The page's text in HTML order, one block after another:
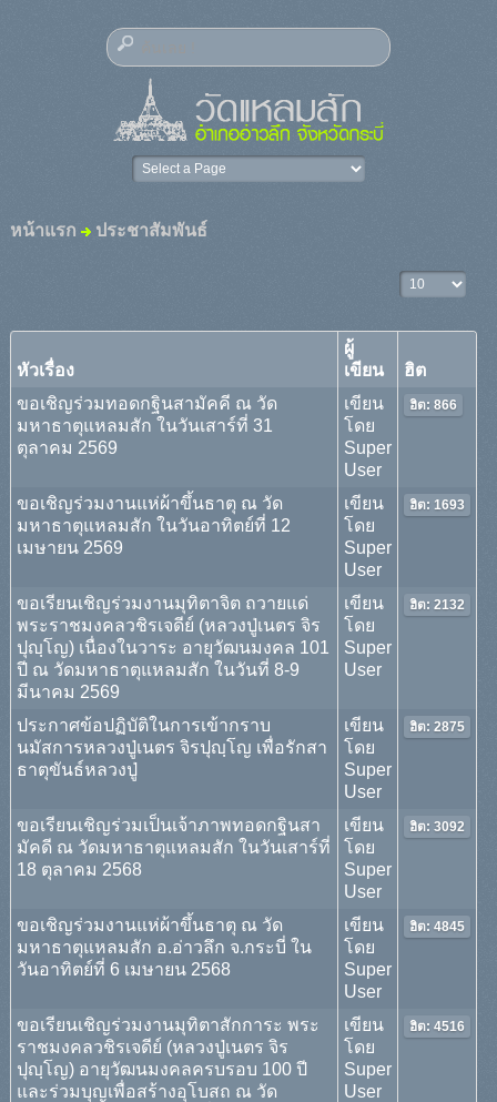
หน้าแรก ประชาสัมพันธ์
แสดง #
หัวเรื่อง
ผู้
เขียน
ฮิต
ขอเชิญร่วมทอดกฐินสามัคคี ณ วัด
มหาธาตุแหลมสัก ในวันเสาร์ที่ 31
ตุลาคม 2569
เขียน
โดย
Super
User
ฮิต: 866
ขอเชิญร่วมงานแห่ผ้าขึ้นธาตุ ณ วัด
มหาธาตุแหลมสัก ในวันอาทิตย์ที่ 12
เมษายน 2569
เขียน
โดย
Super
User
ฮิต: 1693
ขอเรียนเชิญร่วมงานมุทิตาจิต ถวายแด่
พระราชมงคลวชิรเจดีย์ (หลวงปู่เนตร จิร
ปุญฺโญ) เนื่องในวาระ อายุวัฒนมงคล 101
ปี ณ วัดมหาธาตุแหลมสัก ในวันที่ 8-9
มีนาคม 2569
เขียน
โดย
Super
User
ฮิต: 2132
ประกาศข้อปฏิบัติในการเข้ากราบ
นมัสการหลวงปู่เนตร จิรปุญฺโญ เพื่อรักสา
ธาตุขันธ์หลวงปู่
เขียน
โดย
Super
User
ฮิต: 2875
ขอเรียนเชิญร่วมเป็นเจ้าภาพทอดกฐินสา
มัคดี ณ วัดมหาธาตุแหลมสัก ในวันเสาร์ที่
18 ตุลาคม 2568
เขียน
โดย
Super
User
ฮิต: 3092
ขอเชิญร่วมงานแห่ผ้าขึ้นธาตุ ณ วัด
มหาธาตุแหลมสัก อ.อ่าวลึก จ.กระบี่ ใน
วันอาทิตย์ที่ 6 เมษายน 2568
เขียน
โดย
Super
User
ฮิต: 4845
ขอเรียนเชิญร่วมงานมุทิตาสักการะ พระ
ราชมงคลวชิรเจดีย์ (หลวงปู่เนตร จิร
ปุญฺโญ) อายุวัฒนมงคลครบรอบ 100 ปี
และร่วมบุญเพื่อสร้างอุโบสถ ณ วัด
เขียน
โดย
Super
User
ฮิต: 4516